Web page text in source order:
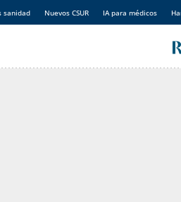
sanidad Nuevos CSUR IA para médicos